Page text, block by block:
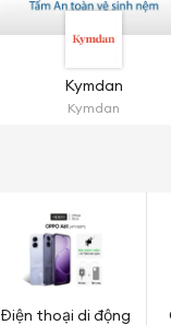
Kymdan
Kymdan
Điện thoại di động